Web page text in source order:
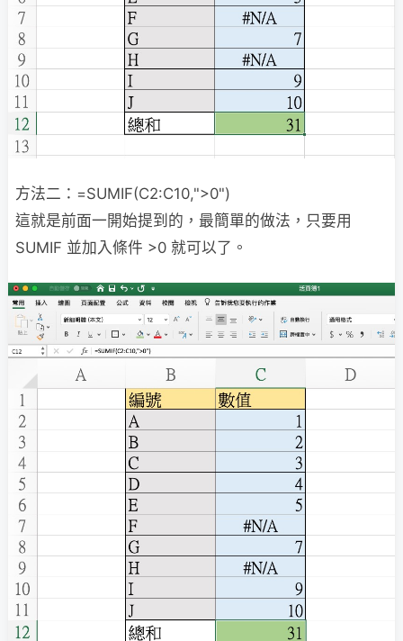
方法二：=SUMIF(C2:C10,">0")
這就是前面一開始提到的，最簡單的做法，只要用
SUMIF 並加入條件 >0 就可以了。